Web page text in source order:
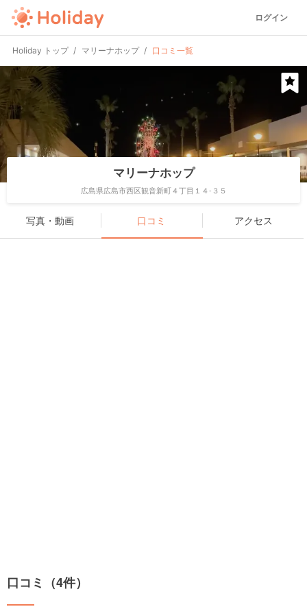
ログイン
Holiday トップ マリーナホップ 口コミ一覧
マリーナホップ
広島県広島市西区観音新町４丁目１４-３５
写真・動画 口コミ アクセス
口コミ（4件）